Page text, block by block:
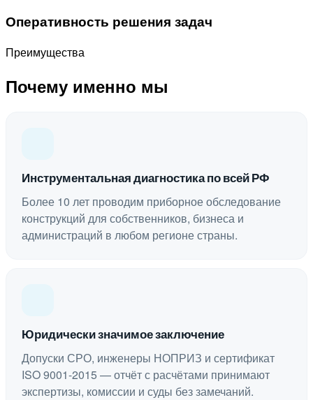
Оперативность решения задач
Преимущества
Почему именно мы
Инструментальная диагностика по всей РФ
Более 10 лет проводим приборное обследование
конструкций для собственников, бизнеса и
администраций в любом регионе страны.
Юридически значимое заключение
Допуски СРО, инженеры НОПРИЗ и сертификат
ISO 9001-2015 — отчёт с расчётами принимают
экспертизы, комиссии и суды без замечаний.